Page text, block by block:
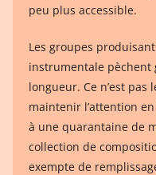
peu plus accessible.
Les groupes
instrumentale pèchent
longueur. Ce n’est pas
maintenir l’attention
à une quarantaine de
collection de
exempte de